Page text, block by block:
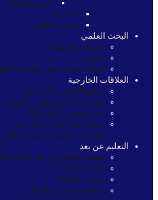
عرض الجامعة
الأحداث
عرض التكوين
البحث العلمي
المجلات العلمية
مخابر
إنشاء حساب على Google Scholar
العلاقات الخارجية
برامج التبادل والشراكات
خدمات الدعم للطلاب الدوليين
إيراسموس ERASMUS
منصة إيداع طلبات الترشح
للتربصات قصيرة المدى بالخارج
التعليم عن بعد
منصة التعليم عن بعد (Moodle)
Mooc-Dual
منصة Padoc
البطاقة الرقمية للطالب